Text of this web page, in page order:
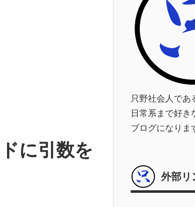
に引数を
只野社会人であ
日常系まで好き
ブログになりま
外部リ